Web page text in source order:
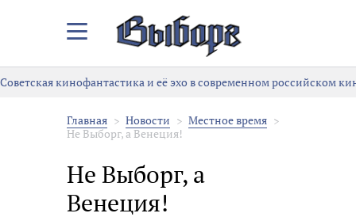
Закрыть/
меню
Советская кинофантастика и её эхо в современном российском
Главная Новости
Местное время
Не Выборг, а Венеция!
Не Выборг, а
Венеция!